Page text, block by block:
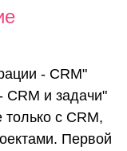
- CRM"
CRM и задачи"
только с CRM,
Первой